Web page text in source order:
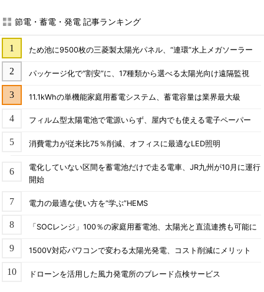
節電・蓄電・発電 記事ランキング
ため池に9500枚の三菱製太陽光パネル、“連環”水上メガソーラー
パッケージ化で“割安”に、17種類から選べる太陽光向け遠隔監視
11.1kWhの単機能家庭用蓄電システム、蓄電容量は業界最大級
フィルム型太陽電池で電源いらず、屋内でも使える電子ペーパー
消費電力が従来比75％削減、オフィスに最適なLED照明
電化していない区間を蓄電池だけで走る電車、JR九州が10月に運行
開始
電力の最適な使い方を“学ぶ”HEMS
「SOCレンジ」100％の家庭用蓄電池、太陽光と直流連携も可能に
1500V対応パワコンで変わる太陽光発電、コスト削減にメリット
ドローンを活用した風力発電所のブレード点検サービス